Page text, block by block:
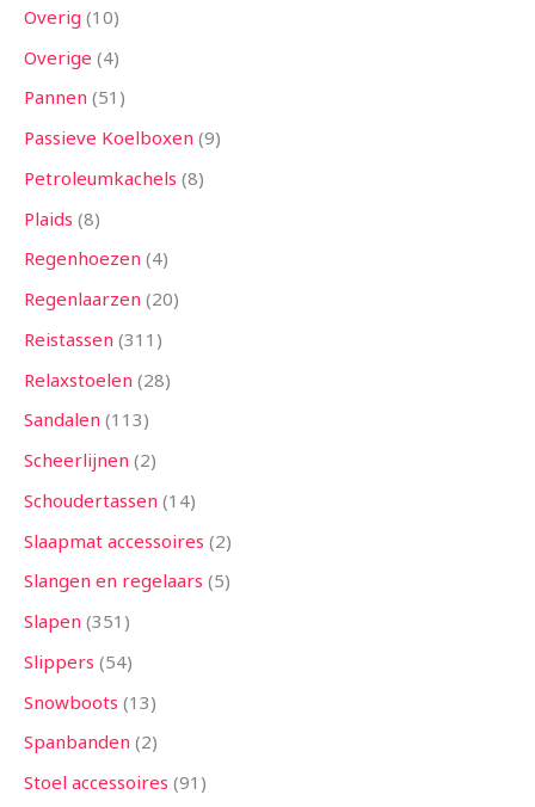
Overig 10
Overige 4
Pannen 51
Passieve Koelboxen 9
Petroleumkachels 8
Plaids 8
Regenhoezen 4
Regenlaarzen 20
Reistassen 311
Relaxstoelen 28
Sandalen 113
Scheerlijnen 2
Schoudertassen 14
Slaapmat accessoires 2
Slangen en regelaars 5
Slapen 351
Slippers 54
Snowboots 13
Spanbanden 2
Stoel accessoires 91